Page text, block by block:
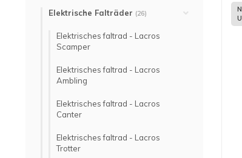
Elektrische Falträder (26)
Elektrisches faltrad - Lacros
Scamper
Elektrisches faltrad - Lacros
Ambling
Elektrisches faltrad - Lacros
Canter
Elektrisches faltrad - Lacros
Trotter